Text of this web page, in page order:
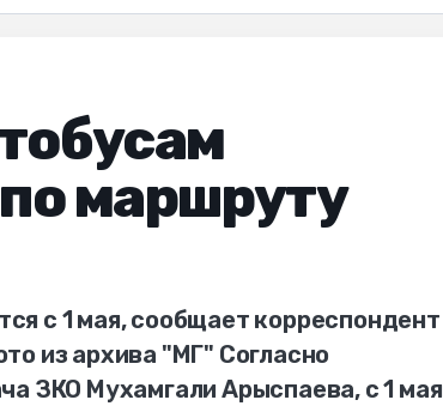
маршруту
с 1 мая, сообщает корреспондент
из архива "МГ" Согласно
ЗКО Мухамгали Арыспаева, с 1 мая